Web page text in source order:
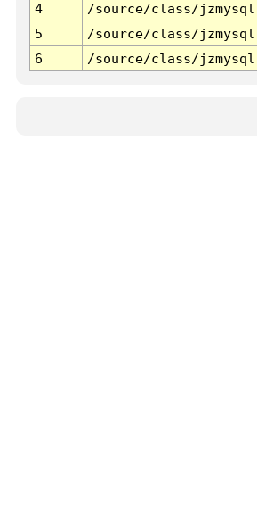
4
/source/class/
5
/source/class/
6
/source/class/